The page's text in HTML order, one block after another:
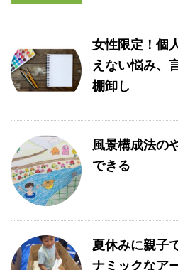
女性限定！個
えない悩み、
棚卸し
風景構成法の
できる
夏休みに親子
ナミックなア